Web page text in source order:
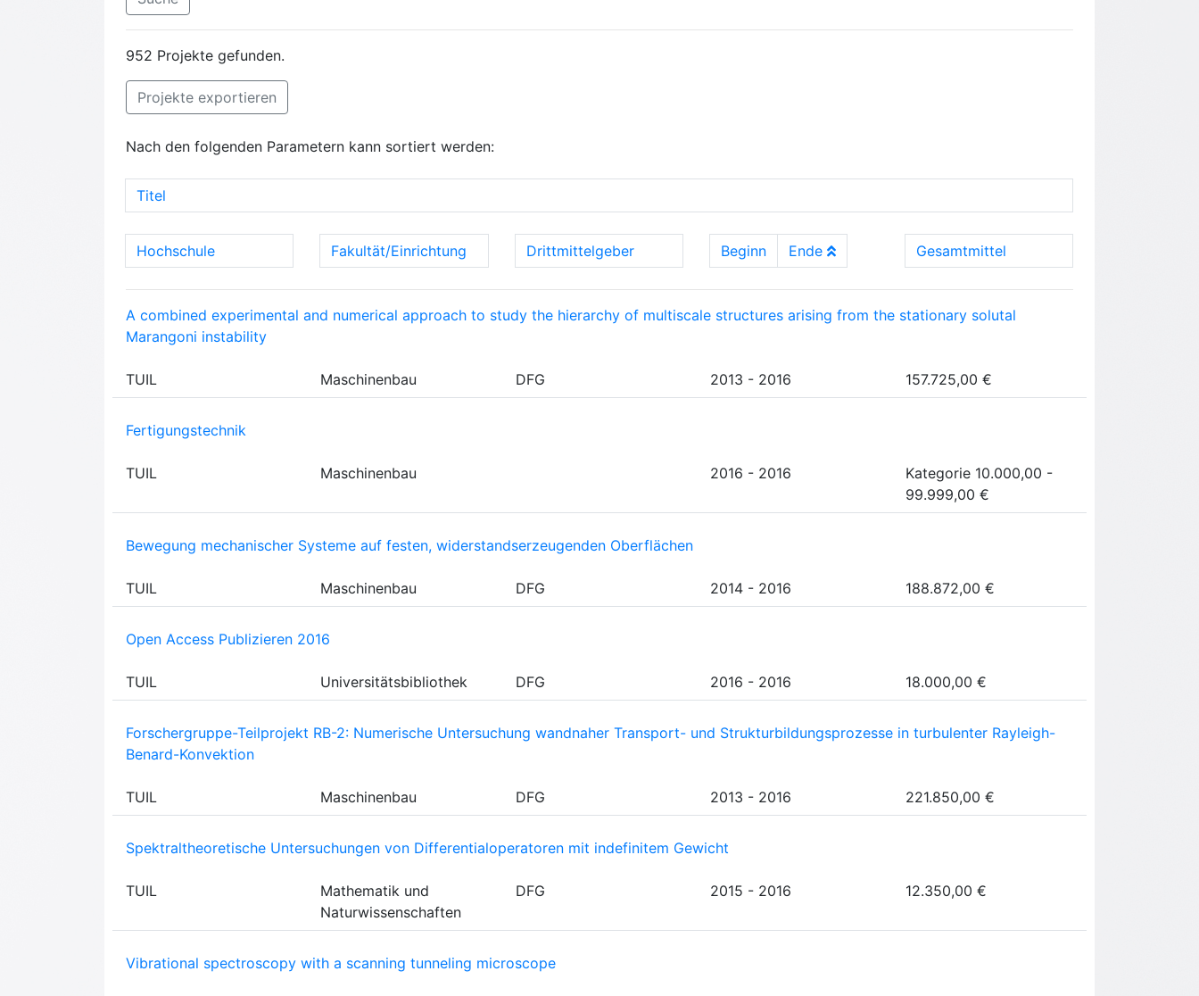
952 Projekte gefunden.
Projekte exportieren
Nach den folgenden Parametern kann sortiert werden:
Titel
Hochschule Fakultät/Einrichtung Drittmittelgeber Beginn Ende Gesamtmittel
A combined experimental and numerical approach to study the hierarchy of multiscale structures arising from the stationary solutal
Marangoni instability
TUIL Maschinenbau DFG 2013 - 2016 157.725,00 €
Fertigungstechnik
TUIL Maschinenbau 2016 - 2016
Kategorie 10.000,00 -
99.999,00 €
Bewegung mechanischer Systeme auf festen, widerstandserzeugenden Oberflächen
TUIL Maschinenbau DFG 2014 - 2016 188.872,00 €
Open Access Publizieren 2016
TUIL Universitätsbibliothek DFG 2016 - 2016 18.000,00 €
Forschergruppe-Teilprojekt RB-2: Numerische Untersuchung wandnaher Transport- und Strukturbildungsprozesse in turbulenter Rayleigh-
Benard-Konvektion
TUIL Maschinenbau DFG 2013 - 2016 221.850,00 €
Spektraltheoretische Untersuchungen von Differentialoperatoren mit indefinitem Gewicht
TUIL
Mathematik und
Naturwissenschaften
DFG 2015 - 2016 12.350,00 €
Vibrational spectroscopy with a scanning tunneling microscope